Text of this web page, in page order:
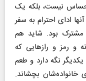
نیست، بلکه یک
جشن تولد ۹۰سالگی آنها ادای احترام به سفر
مشترک بود. شاید هم
و رمز و رازهایی که
نگه دارد و طعم
بچشاند.